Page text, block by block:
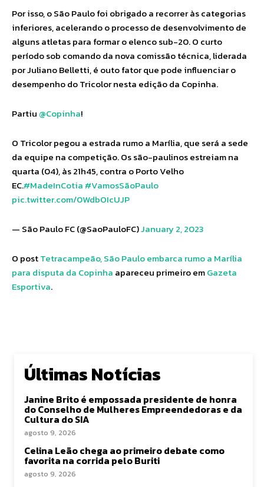
Por isso, o São Paulo foi obrigado a recorrer às categorias
inferiores, acelerando o processo de desenvolvimento de
alguns atletas para formar o elenco sub-20. O curto
período sob comando da nova comissão técnica, liderada
por Juliano Belletti, é outo fator que pode influenciar o
desempenho do Tricolor nesta edição da Copinha.
Partiu @Copinha!
O Tricolor pegou a estrada rumo a Marília, que será a sede
da equipe na competição. Os são-paulinos estreiam na
quarta (04), às 21h45, contra o Porto Velho
EC.#MadeInCotia #VamosSãoPaulo
pic.twitter.com/0WdbOIcUJP
— São Paulo FC (@SaoPauloFC)January 2, 2023
O postTetracampeão, São Paulo embarca rumo a Marília
para disputa da Copinha apareceu primeiro emGazeta
Esportiva.
Últimas Notícias
Janine Brito é empossada presidente de honra
do Conselho de Mulheres Empreendedoras e da
Cultura do SIA
agosto 9, 2026
Celina Leão chega ao primeiro debate como
favorita na corrida pelo Buriti
agosto 9, 2026